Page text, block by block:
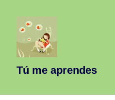
Tú me aprendes